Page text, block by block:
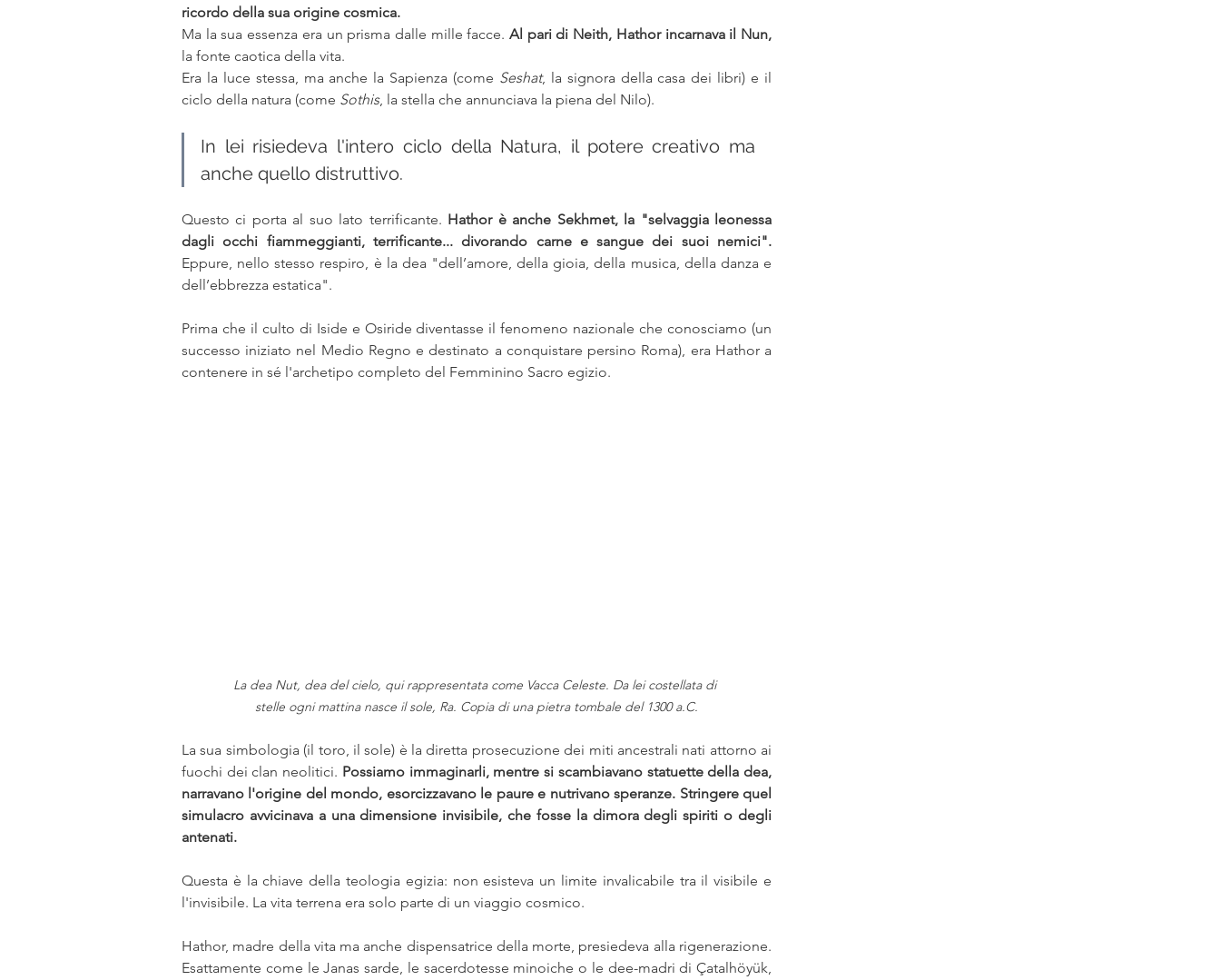
ricordo della sua origine cosmica.
Ma la sua essenza era un prisma dalle mille facce. Al pari di Neith, Hathor incarnava il Nun,
la fonte caotica della vita.
Era la luce stessa, ma anche la Sapienza (come Seshat, la signora della casa dei libri) e il
ciclo della natura (come Sothis, la stella che annunciava la piena del Nilo).
In lei risiedeva l'intero ciclo della Natura, il potere creativo ma
anche quello distruttivo.
Questo ci porta al suo lato terrificante. Hathor è anche Sekhmet, la "selvaggia leonessa
Eppure, nello stesso respiro, è la dea "dell’amore, della gioia, della musica, della danza e
dell’ebbrezza estatica".
Prima che il culto di Iside e Osiride diventasse il fenomeno nazionale che conosciamo (un
successo iniziato nel Medio Regno e destinato a conquistare persino Roma), era Hathor a
contenere in sé l'archetipo completo del Femminino Sacro egizio.
La dea Nut, dea del cielo, qui rappresentata come Vacca Celeste. Da lei costellata di
stelle ogni mattina nasce il sole, Ra. Copia di una pietra tombale del 1300 a.C.
La sua simbologia (il toro, il sole) è la diretta prosecuzione dei miti ancestrali nati attorno ai
fuochi dei clan neolitici. Possiamo immaginarli, mentre si scambiavano statuette della dea,
narravano l'origine del mondo, esorcizzavano le paure e nutrivano speranze. Stringere quel
simulacro avvicinava a una dimensione invisibile, che fosse la dimora degli spiriti o degli
antenati.
Questa è la chiave della teologia egizia: non esisteva un limite invalicabile tra il visibile e
l'invisibile. La vita terrena era solo parte di un viaggio cosmico.
Hathor, madre della vita ma anche dispensatrice della morte, presiedeva alla rigenerazione.
Esattamente come le Janas sarde, le sacerdotesse minoiche o le dee-madri di Çatalhöyük,